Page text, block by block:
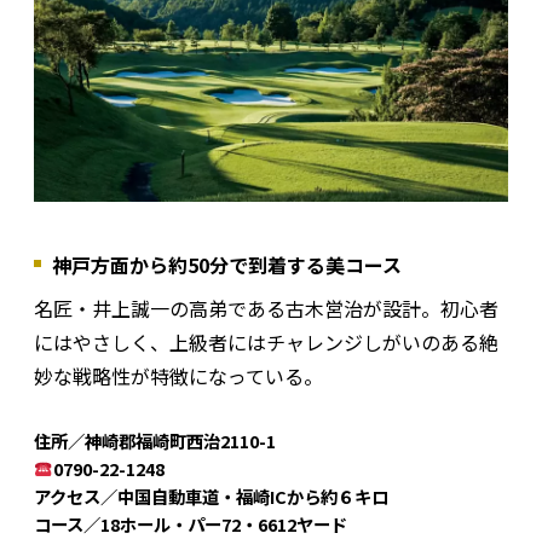
神戸方面から約50分で到着する美コース
名匠・井上誠一の高弟である古木営治が設計。初心者
にはやさしく、上級者にはチャレンジしがいのある絶
妙な戦略性が特徴になっている。
住所／神崎郡福崎町西治2110-1
0790-22-1248
アクセス／中国自動車道・福崎ICから約６キロ
コース／18ホール・パー72・6612ヤード